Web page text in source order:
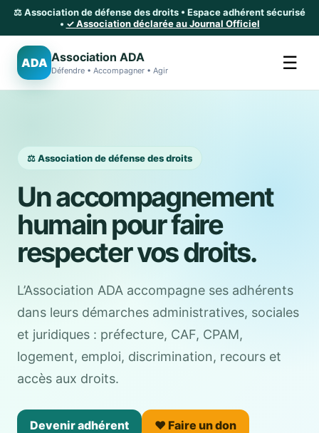
⚖️ Association de défense des droits • Espace adhérent sécurisé
• ✓ Association déclarée au Journal Officiel
ADA Association ADA
Défendre • Accompagner • Agir ☰
⚖️ Association de défense des droits
Un accompagnement
humain pour faire
respecter vos droits.
L’Association ADA accompagne ses adhérents
dans leurs démarches administratives, sociales
et juridiques : préfecture, CAF, CPAM,
logement, emploi, discrimination, recours et
accès aux droits.
Devenir adhérent ❤️ Faire un don